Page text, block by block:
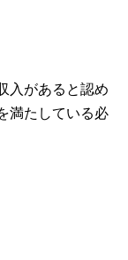
入があると認め
満たしている必